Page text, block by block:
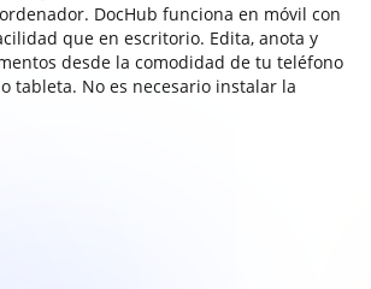
DocHub funciona en móvil con
que en escritorio. Edita, anota y
desde la comodidad de tu teléfono
tableta. No es necesario instalar la